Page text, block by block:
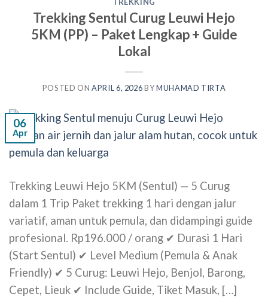
Trekking Sentul Curug Leuwi Hejo
5KM (PP) – Paket Lengkap + Guide
Lokal
POSTED ONAPRIL 6, 2026BYMUHAMAD TIRTA
06
Apr
Trekking Leuwi Hejo 5KM (Sentul) — 5 Curug
dalam 1 Trip Paket trekking 1 hari dengan jalur
variatif, aman untuk pemula, dan didampingi guide
profesional. Rp196.000 / orang ✔ Durasi 1 Hari
(Start Sentul) ✔ Level Medium (Pemula & Anak
Friendly) ✔ 5 Curug: Leuwi Hejo, Benjol, Barong,
Cepet, Lieuk ✔ Include Guide, Tiket Masuk, […]